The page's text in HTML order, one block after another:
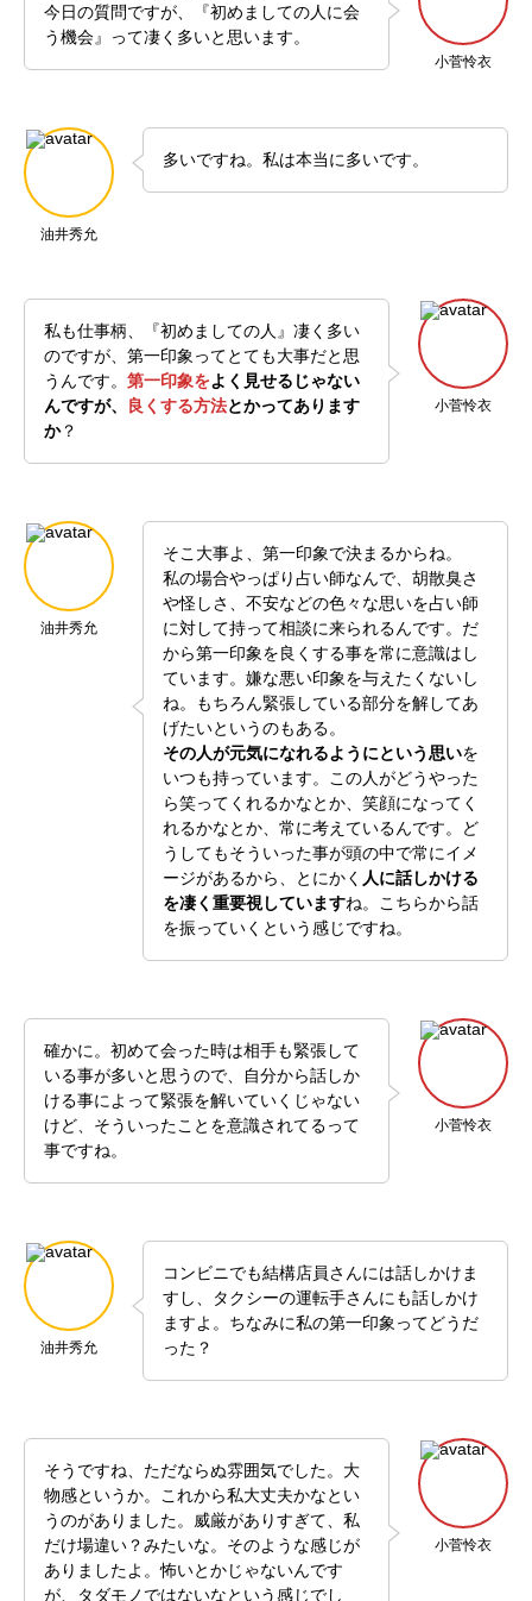
小菅怜衣
今日の質問ですが、『初めましての人に会
う機会』って凄く多いと思います。
油井秀允
多いですね。私は本当に多いです。
小菅怜衣
私も仕事柄、『初めましての人』凄く多い
のですが、第一印象ってとても大事だと思
うんです。 第一印象をよく見せるじゃない
んですが、
良くする方法とかってあります
か？
油井秀允
そこ大事よ、第一印象で決まるからね。
私の場合やっぱり占い師なんで、胡散臭さ
や怪しさ、不安などの色々な思いを占い師
に対して持って相談に来られるんです。だ
から第一印象を良くする事を常に意識はし
ています。嫌な悪い印象を与えたくないし
ね。もちろん緊張している部分を解してあ
げたいというのもある。
その人が元気になれるようにという思いを
いつも持っています。この人がどうやった
ら笑ってくれるかなとか、笑顔になってく
れるかなとか、常に考えているんです。ど
うしてもそういった事が頭の中で常にイメ
ージがあるから、とにかく 人に話しかける
を凄く重要視していますね。こちらから話
を振っていくという感じですね。
小菅怜衣
確かに。初めて会った時は相手も緊張して
いる事が多いと思うので、自分から話しか
ける事によって緊張を解いていくじゃない
けど、そういったことを意識されてるって
事ですね。
油井秀允
コンビニでも結構店員さんには話しかけま
すし、タクシーの運転手さんにも話しかけ
ますよ。ちなみに私の第一印象ってどうだ
った？
小菅怜衣
そうですね、ただならぬ雰囲気でした。大
物感というか。これから私大丈夫かなとい
うのがありました。威厳がありすぎて、私
だけ場違い？みたいな。そのような感じが
ありましたよ。怖いとかじゃないんです
が、タダモノではないなという感じでし